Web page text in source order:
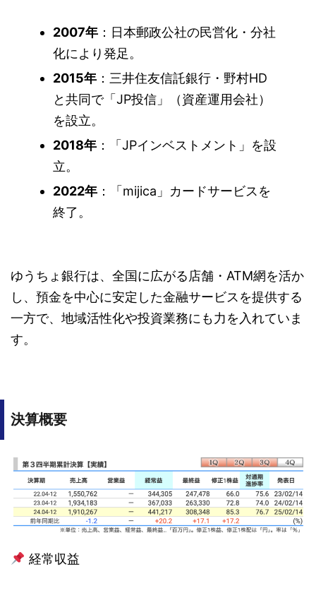
2007年 ：日本郵政公社の民営化・分社
化により発足。
2015年 ：三井住友信託銀行・野村HD
と共同で「JP投信」（資産運用会社）
を設立。
2018年 ：「JPインベストメント」を設
立。
2022年 ：「mijica」カードサービスを
終了。
ゆうちょ銀行は、全国に広がる店舗・ATM網を活か
し、預金を中心に安定した金融サービスを提供する
一方で、地域活性化や投資業務にも力を入れていま
す。
決算概要
経常収益